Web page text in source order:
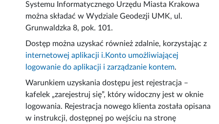
Systemu Informatycznego Urzędu Miasta Krakowa
można składać w Wydziale Geodezji UMK, ul.
Grunwaldzka 8, pok. 101.
Dostęp można uzyskać również zdalnie, korzystając z
internetowej aplikacji i.Konto umożliwiającej
logowanie do aplikacji i zarządzanie kontem.
Warunkiem uzyskania dostępu jest rejestracja –
kafelek „zarejestruj się”, który widoczny jest w oknie
logowania. Rejestracja nowego klienta została opisana
w instrukcji, dostępnej po wejściu na stronę